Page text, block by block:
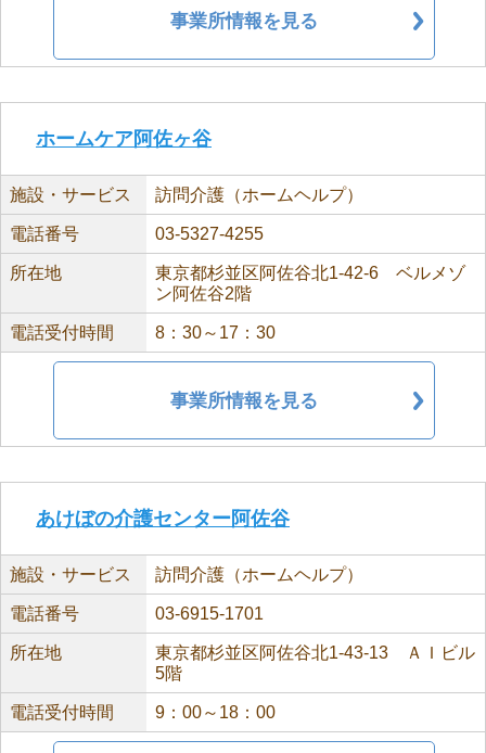
事業所情報を見る
ホームケア阿佐ヶ谷
施設・サービス 訪問介護（ホームヘルプ）
電話番号 03-5327-4255
所在地
東京都杉並区阿佐谷北1-42-6 ベルメゾ
ン阿佐谷2階
電話受付時間 8：30～17：30
事業所情報を見る
あけぼの介護センター阿佐谷
施設・サービス 訪問介護（ホームヘルプ）
電話番号 03-6915-1701
所在地
東京都杉並区阿佐谷北1-43-13 ＡＩビル
5階
電話受付時間 9：00～18：00